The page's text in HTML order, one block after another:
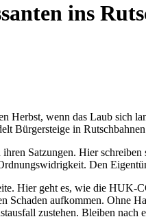
ins
Herbst, wenn das Laub sich
Bürgersteige in
Satzungen. Hier
Den
Hier geht es, wie die
aufkommen. Ohne
zustehen. Bleiben